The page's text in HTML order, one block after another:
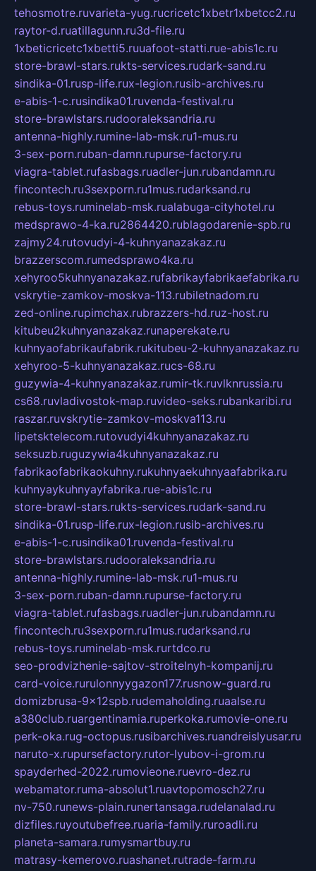
tehosmotre.ruvarieta-yug.rucricetc1xbetr1xbetcc2.ru
raytor-d.ruatillagunn.ru3d-file.ru
1xbeticricetc1xbetti5.ruuafoot-statti.rue-abis1c.ru
store-brawl-stars.rukts-services.rudark-sand.ru
sindika-01.rusp-life.rux-legion.rusib-archives.ru
e-abis-1-c.rusindika01.ruvenda-festival.ru
store-brawlstars.rudooraleksandria.ru
antenna-highly.rumine-lab-msk.ru1-mus.ru
3-sex-porn.ruban-damn.rupurse-factory.ru
viagra-tablet.rufasbags.ruadler-jun.rubandamn.ru
fincontech.ru3sexporn.ru1mus.rudarksand.ru
rebus-toys.ruminelab-msk.rualabuga-cityhotel.ru
medsprawo-4-ka.ru2864420.rublagodarenie-spb.ru
zajmy24.rutovudyi-4-kuhnyanazakaz.ru
brazzerscom.rumedsprawo4ka.ru
xehyroo5kuhnyanazakaz.rufabrikayfabrikaefabrika.ru
vskrytie-zamkov-moskva-113.rubiletnadom.ru
zed-online.rupimchax.rubrazzers-hd.ruz-host.ru
kitubeu2kuhnyanazakaz.runaperekate.ru
kuhnyaofabrikaufabrik.rukitubeu-2-kuhnyanazakaz.ru
xehyroo-5-kuhnyanazakaz.rucs-68.ru
guzywia-4-kuhnyanazakaz.rumir-tk.ruvlknrussia.ru
cs68.ruvladivostok-map.ruvideo-seks.rubankaribi.ru
raszar.ruvskrytie-zamkov-moskva113.ru
lipetsktelecom.rutovudyi4kuhnyanazakaz.ru
seksuzb.ruguzywia4kuhnyanazakaz.ru
fabrikaofabrikaokuhny.rukuhnyaekuhnyaafabrika.ru
kuhnyaykuhnyayfabrika.rue-abis1c.ru
store-brawl-stars.rukts-services.rudark-sand.ru
sindika-01.rusp-life.rux-legion.rusib-archives.ru
e-abis-1-c.rusindika01.ruvenda-festival.ru
store-brawlstars.rudooraleksandria.ru
antenna-highly.rumine-lab-msk.ru1-mus.ru
3-sex-porn.ruban-damn.rupurse-factory.ru
viagra-tablet.rufasbags.ruadler-jun.rubandamn.ru
fincontech.ru3sexporn.ru1mus.rudarksand.ru
rebus-toys.ruminelab-msk.rurtdco.ru
seo-prodvizhenie-sajtov-stroitelnyh-kompanij.ru
card-voice.rurulonnyygazon177.rusnow-guard.ru
domizbrusa-9x12spb.rudemaholding.ruaalse.ru
a380club.ruargentinamia.ruperkoka.rumovie-one.ru
perk-oka.rug-octopus.rusibarchives.ruandreislyusar.ru
naruto-x.rupursefactory.rutor-lyubov-i-grom.ru
spayderhed-2022.rumovieone.ruevro-dez.ru
webamator.ruma-absolut1.ruavtopomosch27.ru
nv-750.runews-plain.runertansaga.rudelanalad.ru
dizfiles.ruyoutubefree.ruaria-family.ruroadli.ru
planeta-samara.rumysmartbuy.ru
matrasy-kemerovo.ruashanet.rutrade-farm.ru